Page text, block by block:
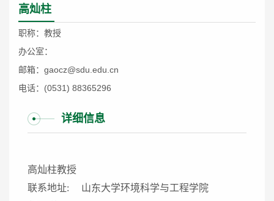
高灿柱
职称：教授
办公室：
邮箱：gaocz@sdu.edu.cn
电话：(0531) 88365296
详细信息
高灿柱教授
联系地址: 山东大学环境科学与工程学院